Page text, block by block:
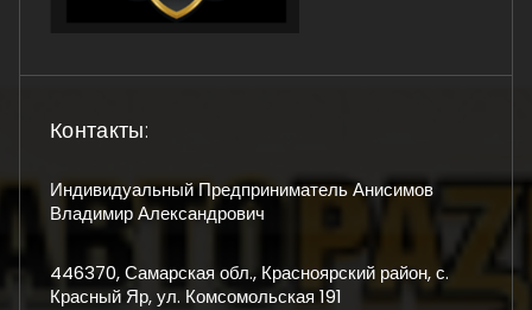
Контакты:
Индивидуальный Предприниматель Анисимов
Владимир Александрович
446370, Самарская обл., Красноярский район, с.
Красный Яр, ул. Комсомольская 191